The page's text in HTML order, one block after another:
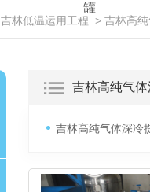
罐
吉林低温运用工程 > 吉林高
吉林高纯气
吉林高纯气体深冷